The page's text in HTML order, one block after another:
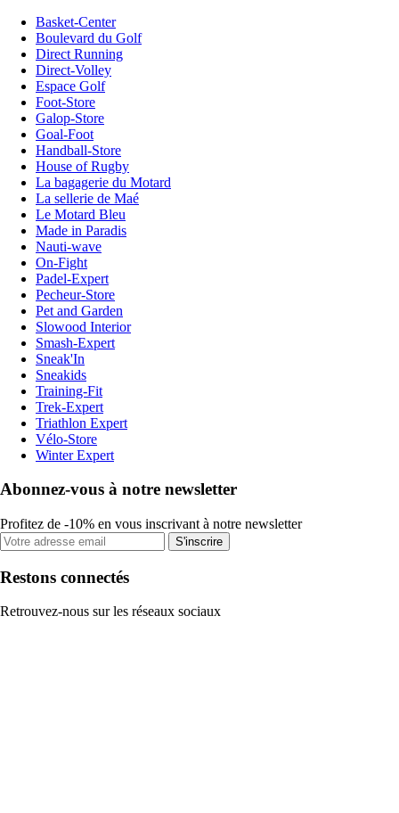
Basket-Center
Boulevard du Golf
Direct Running
Direct-Volley
Espace Golf
Foot-Store
Galop-Store
Goal-Foot
Handball-Store
House of Rugby
La bagagerie du Motard
La sellerie de Maé
Le Motard Bleu
Made in Paradis
Nauti-wave
On-Fight
Padel-Expert
Pecheur-Store
Pet and Garden
Slowood Interior
Smash-Expert
Sneak'In
Sneakids
Training-Fit
Trek-Expert
Triathlon Expert
Vélo-Store
Winter Expert
Abonnez-vous à notre newsletter
Profitez de -10% en vous inscrivant à notre newsletter
S'inscrire
Restons connectés
Retrouvez-nous sur les réseaux sociaux